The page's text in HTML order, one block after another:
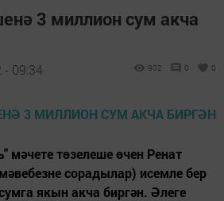
3 миллион сум акча
- 09:34 902 0 0
төзелеше өчен Ренат
сорадылар) исемле бер
якын акча биргән. Әлеге